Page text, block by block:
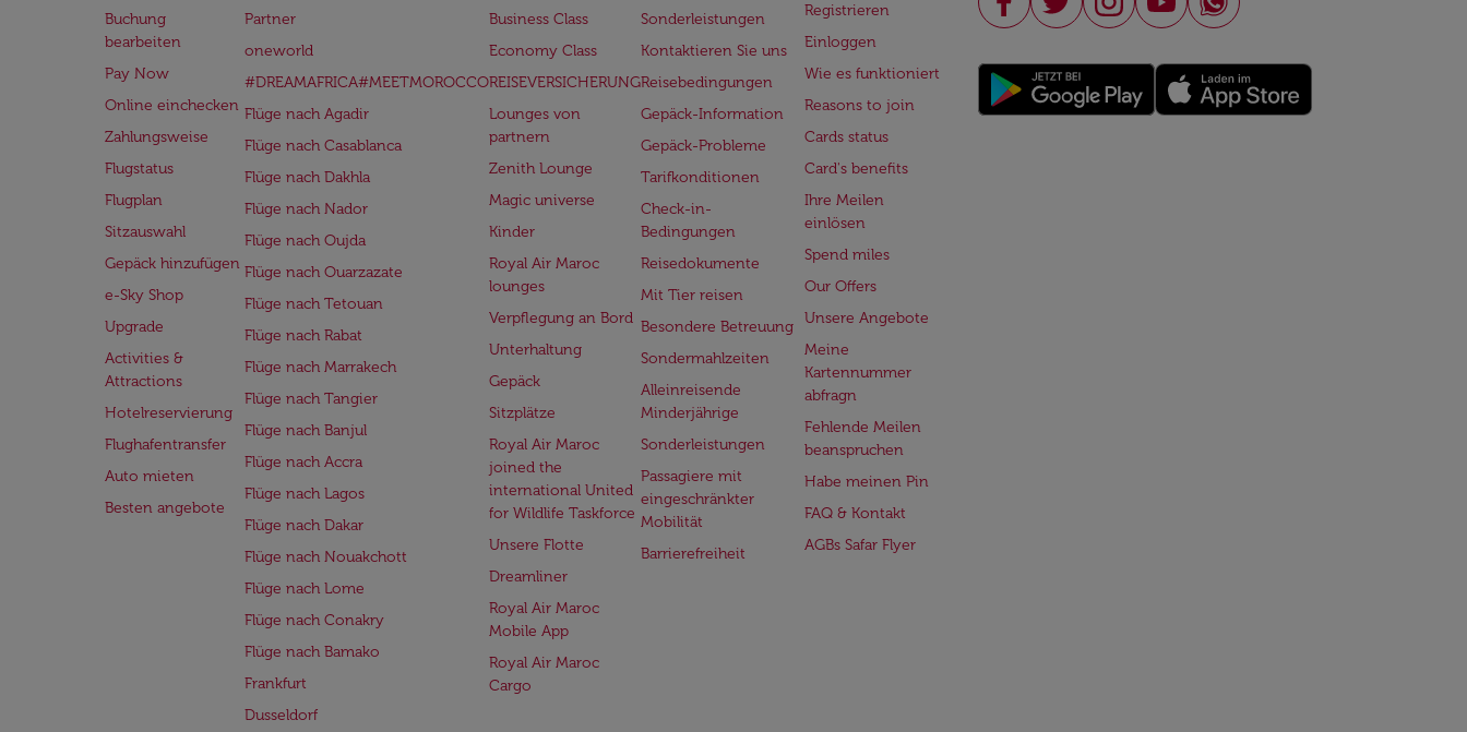
Buchung
bearbeiten
Pay Now
Online einchecken
Zahlungsweise
Flugstatus
Flugplan
Sitzauswahl
Gepäck hinzufügen
e-Sky Shop
Upgrade
Activities &
Attractions
Hotelreservierung
Flughafentransfer
Auto mieten
Besten angebote
Partner
oneworld
#DREAMAFRICA#MEETMOROCCO
Flüge nach Agadir
Flüge nach Casablanca
Flüge nach Dakhla
Flüge nach Nador
Flüge nach Oujda
Flüge nach Ouarzazate
Flüge nach Tetouan
Flüge nach Rabat
Flüge nach Marrakech
Flüge nach Tangier
Flüge nach Banjul
Flüge nach Accra
Flüge nach Lagos
Flüge nach Dakar
Flüge nach Nouakchott
Flüge nach Lome
Flüge nach Conakry
Flüge nach Bamako
Frankfurt
Dusseldorf
Business Class
Economy Class
REISEVERSICHERUNG
Lounges von
partnern
Zenith Lounge
Magic universe
Kinder
Royal Air Maroc
lounges
Verpflegung an Bord
Unterhaltung
Gepäck
Sitzplätze
Royal Air Maroc
joined the
international United
for Wildlife Taskforce
Unsere Flotte
Dreamliner
Royal Air Maroc
Mobile App
Royal Air Maroc
Cargo
Sonderleistungen
Kontaktieren Sie uns
Reisebedingungen
Gepäck-Information
Gepäck-Probleme
Tarifkonditionen
Check-in-
Bedingungen
Reisedokumente
Mit Tier reisen
Besondere Betreuung
Sondermahlzeiten
Alleinreisende
Minderjährige
Sonderleistungen
Passagiere mit
eingeschränkter
Mobilität
Barrierefreiheit
Registrieren
Einloggen
Wie es funktioniert
Reasons to join
Cards status
Card's benefits
Ihre Meilen
einlösen
Spend miles
Our Offers
Unsere Angebote
Meine
Kartennummer
abfragn
Fehlende Meilen
beanspruchen
Habe meinen Pin
FAQ & Kontakt
AGBs Safar Flyer